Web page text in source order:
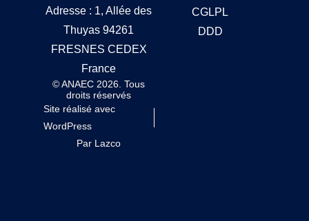
Adresse : 1, Allée des
Thuyas 94261
FRESNES CEDEX
France
© ANAEC 2026. Tous
droits réservés
Site réalisé avec
WordPress
Par Lazco
CGLPL
DDD